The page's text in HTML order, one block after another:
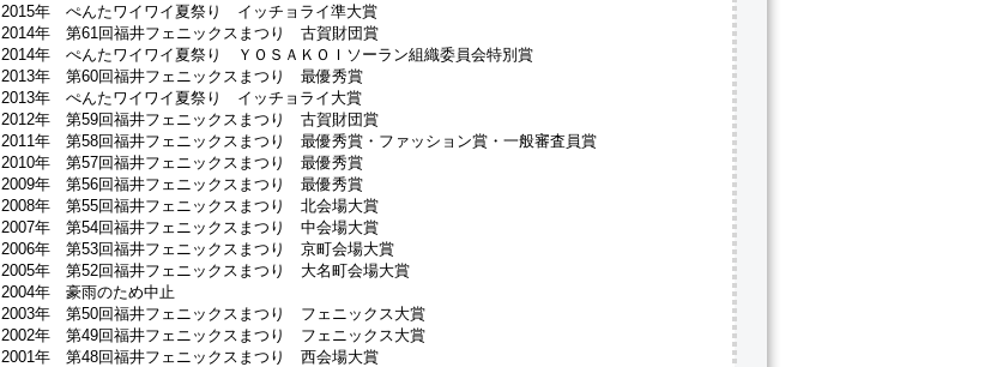
2015年 ぺんたワイワイ夏祭り イッチョライ準大賞
2014年 第61回福井フェニックスまつり 古賀財団賞
2014年 ぺんたワイワイ夏祭り ＹＯＳＡＫＯＩソーラン組織委員会特別賞
2013年 第60回福井フェニックスまつり 最優秀賞
2013年 ぺんたワイワイ夏祭り イッチョライ大賞
2012年 第59回福井フェニックスまつり 古賀財団賞
2011年 第58回福井フェニックスまつり 最優秀賞・ファッション賞・一般審査員賞
2010年 第57回福井フェニックスまつり 最優秀賞
2009年 第56回福井フェニックスまつり 最優秀賞
2008年 第55回福井フェニックスまつり 北会場大賞
2007年 第54回福井フェニックスまつり 中会場大賞
2006年 第53回福井フェニックスまつり 京町会場大賞
2005年 第52回福井フェニックスまつり 大名町会場大賞
2004年 豪雨のため中止
2003年 第50回福井フェニックスまつり フェニックス大賞
2002年 第49回福井フェニックスまつり フェニックス大賞
2001年 第48回福井フェニックスまつり 西会場大賞